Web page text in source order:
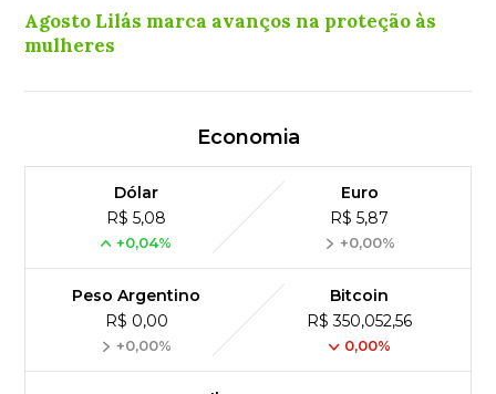
Agosto Lilás marca avanços na proteção às
mulheres
Economia
Dólar
R$ 5,08
+0,04%
Euro
R$ 5,87
+0,00%
Peso Argentino
R$ 0,00
+0,00%
Bitcoin
R$ 350,052,56
0,00%